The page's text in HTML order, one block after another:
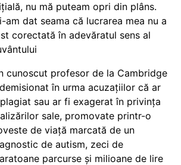
nu mă puteam opri din plâns.
am dat seama că lucrarea mea nu a
corectată în adevăratul sens al
cunoscut profesor de la Cambridge
în urma acuzațiilor că ar
sau ar fi exagerat în privința
sale, promovate printr-o
de viață marcată de un
de autism, zeci de
parcurse și milioane de lire